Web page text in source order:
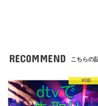
RECOMMEND こちらの
VOD